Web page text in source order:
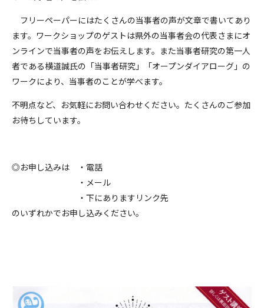
フリーペーパーにはたくさんの当事者の声が文章で書いてあり
ます。ワークショップのゲストは県外の当事者会の代表さまにオ
ンラインで当事者の声をお伝えします。また当事者研究の第一人
者である横道誠氏の「当事者研究」「オープンダイアローグ」の
ワークにより、当事者のことが学べます。
不明点など、お気軽にお問い合わせください。たくさんのご参加
お待ちしています。
◎お申し込みは ・電話
・メール
・下にありますリンク先
のいずれかでお申し込みください。